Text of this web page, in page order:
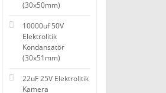
(30x50mm)
10000uf 50V
Elektrolitik
Kondansatör
(30x51mm)
22uF 25V Elektrolitik
Kamera